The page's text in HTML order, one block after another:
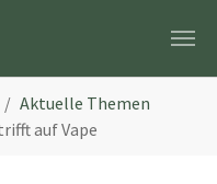
Aktuelle Themen
auf Vape